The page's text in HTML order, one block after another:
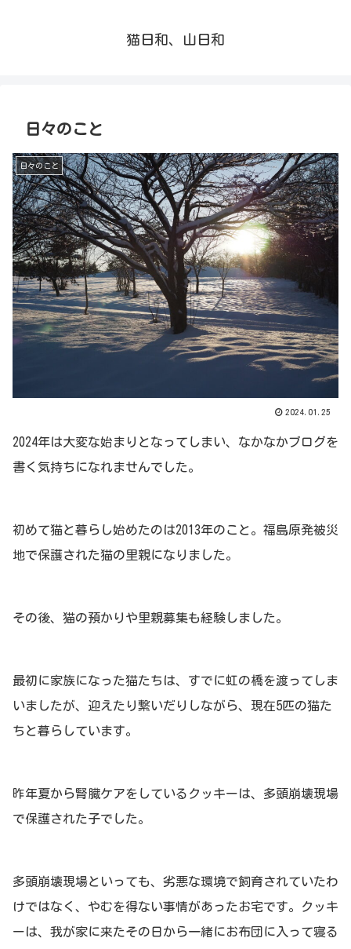
猫日和、山日和
日々のこと
日々のこと
2024.01.25
2024年は大変な始まりとなってしまい、なかなかブログを
書く気持ちになれませんでした。
初めて猫と暮らし始めたのは2013年のこと。福島原発被災
地で保護された猫の里親になりました。
その後、猫の預かりや里親募集も経験しました。
最初に家族になった猫たちは、すでに虹の橋を渡ってしま
いましたが、迎えたり繋いだりしながら、現在5匹の猫た
ちと暮らしています。
昨年夏から腎臓ケアをしているクッキーは、多頭崩壊現場
で保護された子でした。
多頭崩壊現場といっても、劣悪な環境で飼育されていたわ
けではなく、やむを得ない事情があったお宅です。クッキ
ーは、我が家に来たその日から一緒にお布団に入って寝る